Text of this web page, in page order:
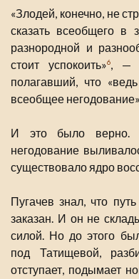
«Злодей, конечно, не
сказать всеобщего в
разнородной и
стоит успокоить»6, —
полагавший, что
всеобщее негодование»
И это было верно.
негодование
существовало ядро
Пугачев знал, что
заказан. И он не
силой. Но до этого
под Татищевой,
отступает, подымает